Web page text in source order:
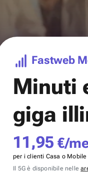
Fastweb
Minuti
giga
11,95 €/
per i clienti Casa o Mobile
Il 5G è disponibile nelle